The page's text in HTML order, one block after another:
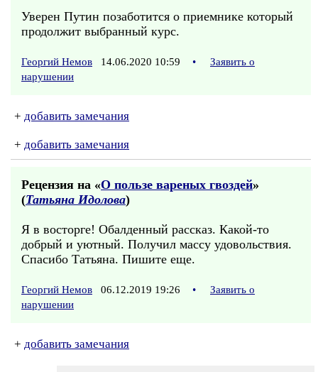
Уверен Путин позаботится о приемнике который
продолжит выбранный курс.
Георгий Немов 14.06.2020 10:59 •
Заявить о
нарушении
+ добавить замечания
+ добавить замечания
Рецензия на «О пользе вареных гвоздей»
(Татьяна Идолова)
Я в восторге! Обалденный рассказ. Какой-то
добрый и уютный. Получил массу удовольствия.
Спасибо Татьяна. Пишите еще.
Георгий Немов 06.12.2019 19:26 •
Заявить о
нарушении
+ добавить замечания